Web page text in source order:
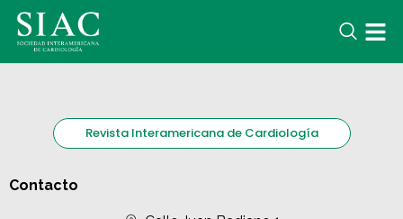
Revista Interamericana de Cardiología
Contacto